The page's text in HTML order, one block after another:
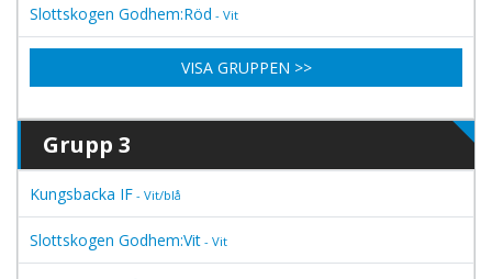
Slottskogen Godhem:Röd - Vit
VISA GRUPPEN >>
Grupp 3
Kungsbacka IF - Vit/blå
Slottskogen Godhem:Vit - Vit